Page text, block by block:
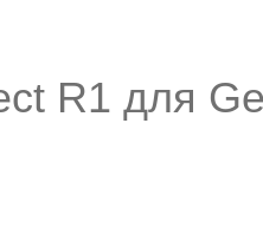
R1 для